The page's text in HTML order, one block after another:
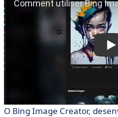
O Bing Image Creator,